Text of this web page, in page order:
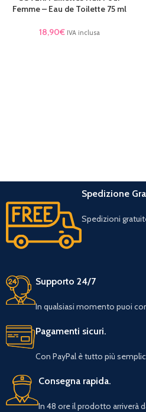
Femme – Eau de Toilette 75 ml
18,90€ IVA inclusa
Spedizione
Spedizioni
Supporto 24/7
In qualsiasi momento puoi
Pagamenti sicuri.
Con PayPal è tutto più
Consegna rapida.
In 48 ore il prodotto arriverà